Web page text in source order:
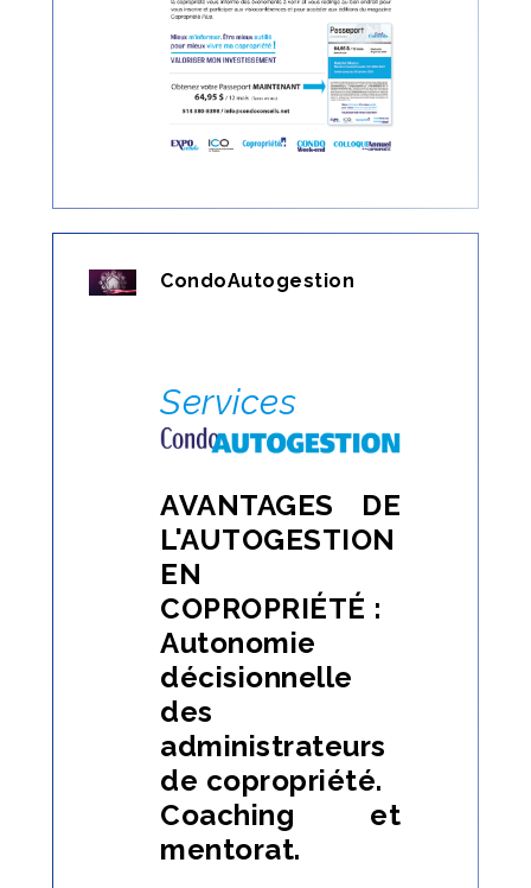
CondoAutogestion
Services
AVANTAGES DE
L'AUTOGESTION
EN
COPROPRIÉTÉ :
Autonomie
décisionnelle
des
administrateurs
de copropriété.
Coaching et
mentorat.